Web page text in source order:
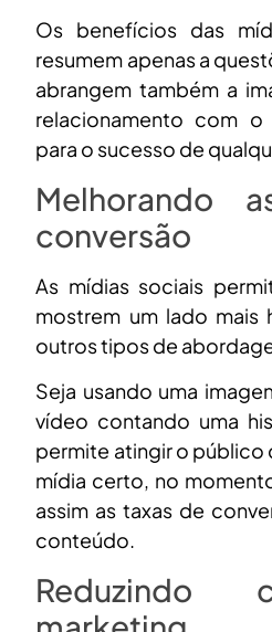
Os benefícios das
resumem apenas a
abrangem também a
relacionamento com o
para o sucesso de
Melhorando
conversão
As mídias sociais
mostrem um lado mais
outros tipos de
Seja usando uma
vídeo contando uma
permite atingir o
mídia certo, no
assim as taxas de
conteúdo.
Reduzindo